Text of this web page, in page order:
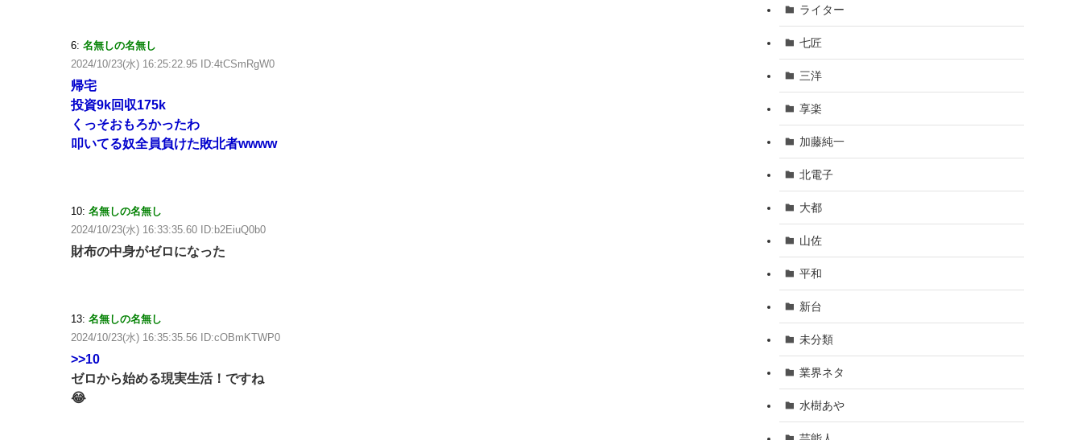
6: 名無しの名無し
2024/10/23(水) 16:25:22.95 ID:4tCSmRgW0
帰宅
投資9k回収175k
くっそおもろかったわ
叩いてる奴全員負けた敗北者wwww
10: 名無しの名無し
2024/10/23(水) 16:33:35.60 ID:b2EiuQ0b0
財布の中身がゼロになった
13: 名無しの名無し
2024/10/23(水) 16:35:35.56 ID:cOBmKTWP0
>>10
ゼロから始める現実生活！ですね
😂
ライター
七匠
三洋
享楽
加藤純一
北電子
大都
山佐
平和
新台
未分類
業界ネタ
水樹あや